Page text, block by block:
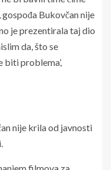
gospođa Bukovčan nije
je prezentirala taj dio
da, što se
biti problema’,
nije krila od javnosti